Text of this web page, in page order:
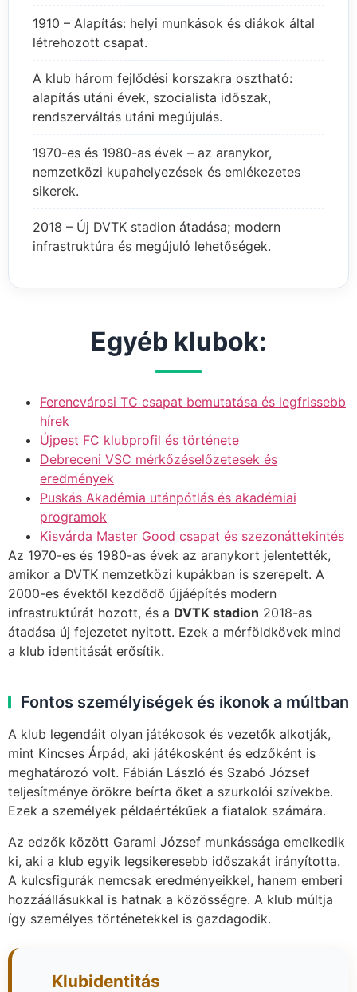
1910 – Alapítás: helyi munkások és diákok által
létrehozott csapat.
A klub három fejlődési korszakra osztható:
alapítás utáni évek, szocialista időszak,
rendszerváltás utáni megújulás.
1970-es és 1980-as évek – az aranykor,
nemzetközi kupahelyezések és emlékezetes
sikerek.
2018 – Új DVTK stadion átadása; modern
infrastruktúra és megújuló lehetőségek.
Egyéb klubok:
Ferencvárosi TC csapat bemutatása és legfrissebb
hírek
Újpest FC klubprofil és története
Debreceni VSC mérkőzéselőzetesek és
eredmények
Puskás Akadémia utánpótlás és akadémiai
programok
Kisvárda Master Good csapat és szezonáttekintés
Az 1970-es és 1980-as évek az aranykort jelentették,
amikor a DVTK nemzetközi kupákban is szerepelt. A
2000-es évektől kezdődő újjáépítés modern
infrastruktúrát hozott, és a DVTK stadion 2018-as
átadása új fejezetet nyitott. Ezek a mérföldkövek mind
a klub identitását erősítik.
Fontos személyiségek és ikonok a múltban
A klub legendáit olyan játékosok és vezetők alkotják,
mint Kincses Árpád, aki játékosként és edzőként is
meghatározó volt. Fábián László és Szabó József
teljesítménye örökre beírta őket a szurkolói szívekbe.
Ezek a személyek példaértékűek a fiatalok számára.
Az edzők között Garami József munkássága emelkedik
ki, aki a klub egyik legsikeresebb időszakát irányította.
A kulcsfigurák nemcsak eredményeikkel, hanem emberi
hozzáállásukkal is hatnak a közösségre. A klub múltja
így személyes történetekkel is gazdagodik.
Klubidentitás